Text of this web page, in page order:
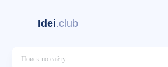
Idei.club